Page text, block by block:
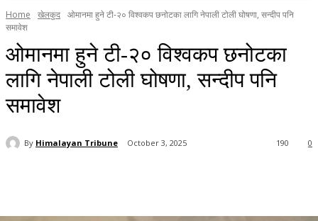
Home खेलकुद ओमानमा हुने टी-२० विश्वकप छनोटका लागि नेपाली टोली घोषणा, सन्दीप पनि
समावेश
ओमानमा हुने टी-२० विश्वकप छनोटका
लागि नेपाली टोली घोषणा, सन्दीप पनि
समावेश
By Himalayan Tribune October 3, 2025 0
190